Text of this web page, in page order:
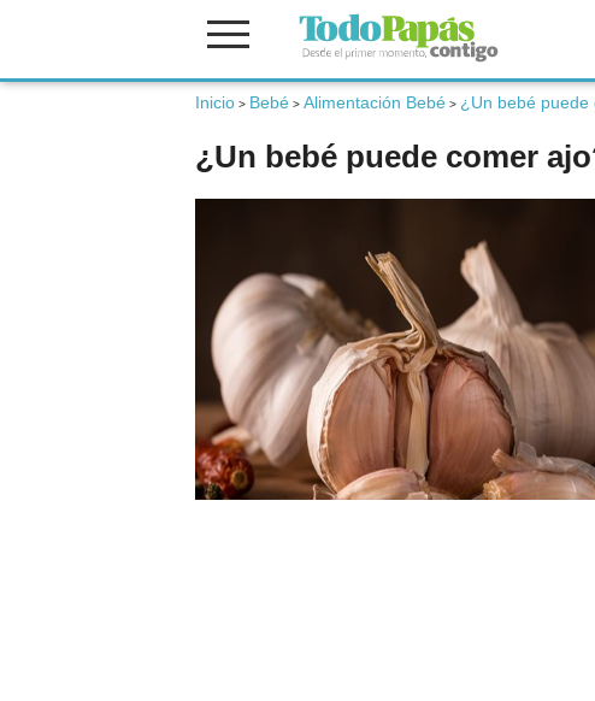
Inicio > Bebé > Alimentación Bebé > ¿Un bebé puede
¿Un bebé puede comer